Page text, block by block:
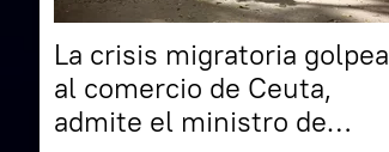
La crisis migratoria golpea
al comercio de Ceuta,
admite el ministro de